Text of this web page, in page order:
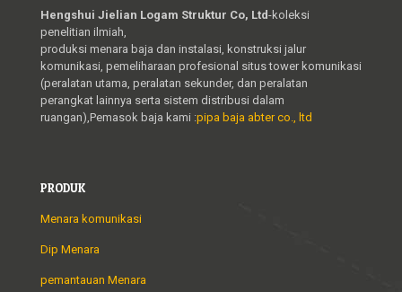
Hengshui Jielian Logam Struktur Co, Ltd-koleksi
penelitian ilmiah,
produksi menara baja dan instalasi, konstruksi jalur
komunikasi, pemeliharaan profesional situs tower komunikasi
(peralatan utama, peralatan sekunder, dan peralatan
perangkat lainnya serta sistem distribusi dalam
ruangan),Pemasok baja kami :pipa baja abter co., ltd
PRODUK
Menara komunikasi
Dip Menara
pemantauan Menara